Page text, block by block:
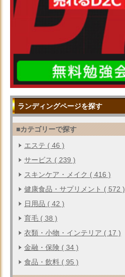
ランディングページを探す
■カテゴリーで探す
エステ ( 46 )
サービス ( 239 )
スキンケア・メイク ( 416 )
健康食品・サプリメント ( 572 )
日用品 ( 42 )
育毛 ( 38 )
衣類・小物・インテリア ( 17 )
金融・保険 ( 34 )
食品・飲料 ( 95 )